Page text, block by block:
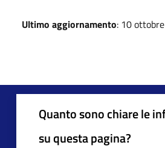
Ultimo aggiornamento: 10
Quanto sono chiare le
su questa pagina?